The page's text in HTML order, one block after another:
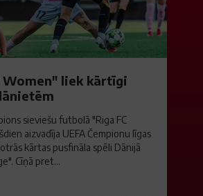
Women" liek kārtīgi
sieviešu futbolā "Riga FC
aizvadīja UEFA Čempionu līgas
kārtas pusfināla spēli Dānijā
Cīņā pret...